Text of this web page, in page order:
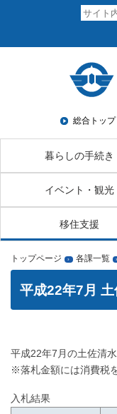
総合トップ
暮らしの手続き
イベント・観光
移住支援
トップページ › 各課一覧 ›
平成22年7月
平成22年7月の土佐清
※落札金額には消費税
入札結果